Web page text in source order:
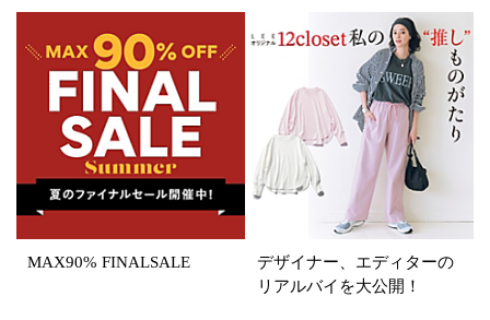
表示オプション
すべて 新着
SALE商品 予約品
再入荷 ラスト1
在庫あり
MAX90% FINALSALE
デザイナー、エディターの
リアルバイを大公開！